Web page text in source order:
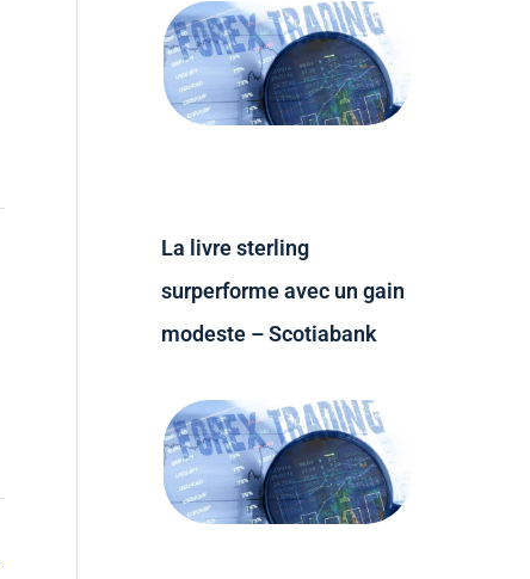
La livre sterling
surperforme avec un gain
modeste – Scotiabank